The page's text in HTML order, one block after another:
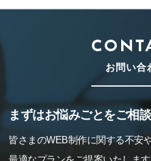
お問い合
まずはお悩みごとをご相
皆さまのWEB制作に関する不安